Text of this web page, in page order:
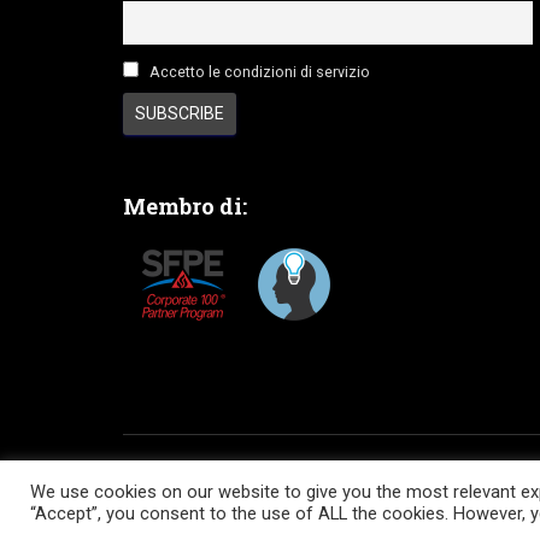
Accetto le condizioni di servizio
Membro di:
HOME SERVIZI SOFTWARE COMUNITA’
We use cookies on our website to give you the most relevant
“Accept”, you consent to the use of ALL the cookies.